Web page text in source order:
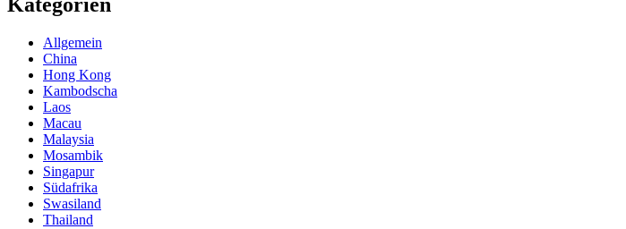
Kategorien
Allgemein
China
Hong Kong
Kambodscha
Laos
Macau
Malaysia
Mosambik
Singapur
Südafrika
Swasiland
Thailand